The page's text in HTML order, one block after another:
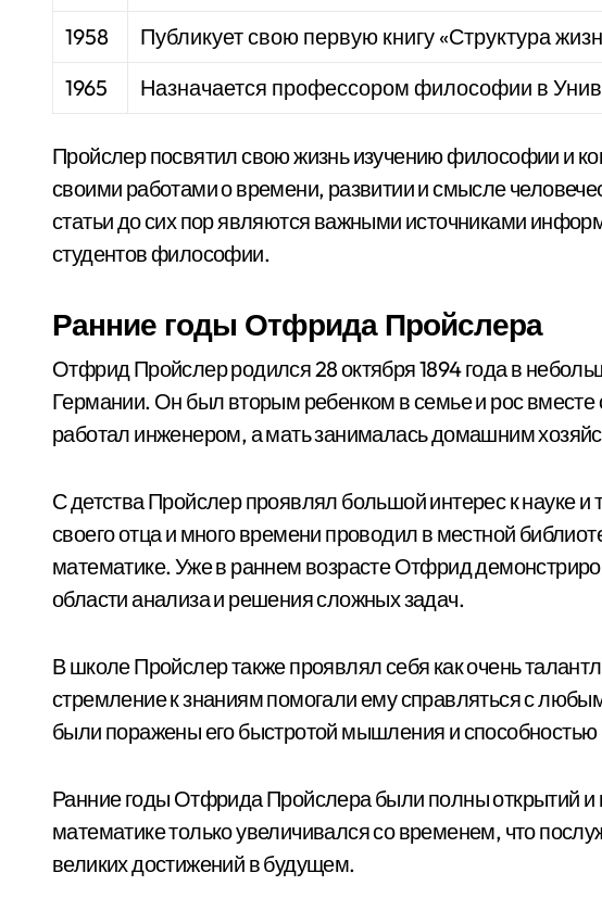
1958
Публикует свою первую книгу «Структура
1965
Назначается профессором философии в
Пройслер посвятил свою жизнь изучению философии и
своими работами о времени, развитии и смысле
статьи до сих пор являются важными источниками
студентов философии.
Ранние годы Отфрида Пройслера
Отфрид Пройслер родился 28 октября 1894 года в
Германии. Он был вторым ребенком в семье и рос
работал инженером, а мать занималась домашним
С детства Пройслер проявлял большой интерес к науке и
своего отца и много времени проводил в местной
математике. Уже в раннем возрасте Отфрид
области анализа и решения сложных задач.
В школе Пройслер также проявлял себя как очень
стремление к знаниям помогали ему справляться с
были поражены его быстротой мышления и
Ранние годы Отфрида Пройслера были полны открытий и
математике только увеличивался со временем, что
великих достижений в будущем.